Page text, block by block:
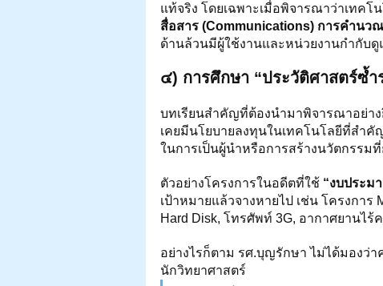
แท้จริง โดยเฉพาะเมื่อพิจารณาว่าเทค
สื่อสาร (Communications) การคำนว
ด้านล้วนมีผู้ใช้งานและหน่วยงานกำกับ
๔) การศึกษา “ประวัติศาสตร์ซ้
บทเรียนสำคัญที่ต้องนำมาพิจารณาอย่าง
เคยมีนโยบายลงทุนในเทคโนโลยีที่สำคั
ในการเป็นผู้นำหรือการสร้างนวัตกรรม
ตัวอย่างโครงการในอดีตที่ใช้ “งบประม
เป้าหมายแล้วจางหายไป เช่น โครงการ
Hard Disk, โทรศัพท์ 3G, อากาศยานไร้
อย่างไรก็ตาม รศ.บุญรักษา ไม่ได้มองว่
นักวิทยาศาสตร์